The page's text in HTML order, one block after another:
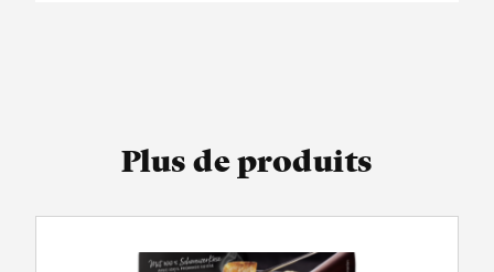
Plus de produits